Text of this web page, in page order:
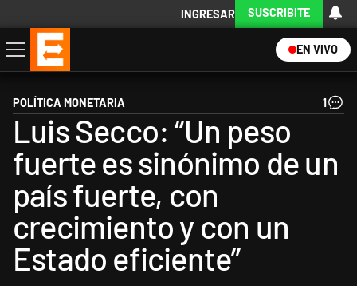
INGRESAR SUSCRIBITE
EN VIVO
Economía
Política
Internacional
Actualidad
Descargá la App
POLÍTICA MONETARIA 1
Luis Secco: “Un peso
fuerte es sinónimo de un
país fuerte, con
crecimiento y con un
Estado eficiente”